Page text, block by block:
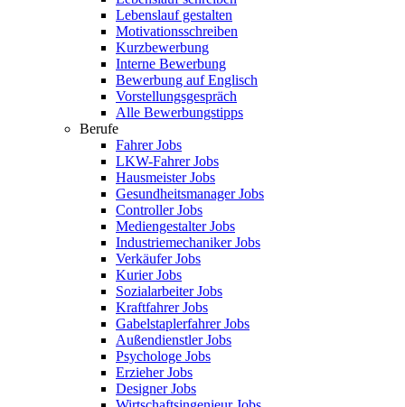
Lebenslauf gestalten
Motivationsschreiben
Kurzbewerbung
Interne Bewerbung
Bewerbung auf Englisch
Vorstellungsgespräch
Alle Bewerbungstipps
Berufe
Fahrer Jobs
LKW-Fahrer Jobs
Hausmeister Jobs
Gesundheitsmanager Jobs
Controller Jobs
Mediengestalter Jobs
Industriemechaniker Jobs
Verkäufer Jobs
Kurier Jobs
Sozialarbeiter Jobs
Kraftfahrer Jobs
Gabelstaplerfahrer Jobs
Außendienstler Jobs
Psychologe Jobs
Erzieher Jobs
Designer Jobs